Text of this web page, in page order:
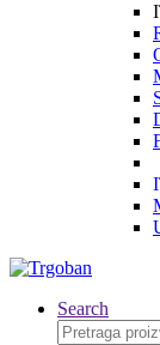
Search
Pretraga